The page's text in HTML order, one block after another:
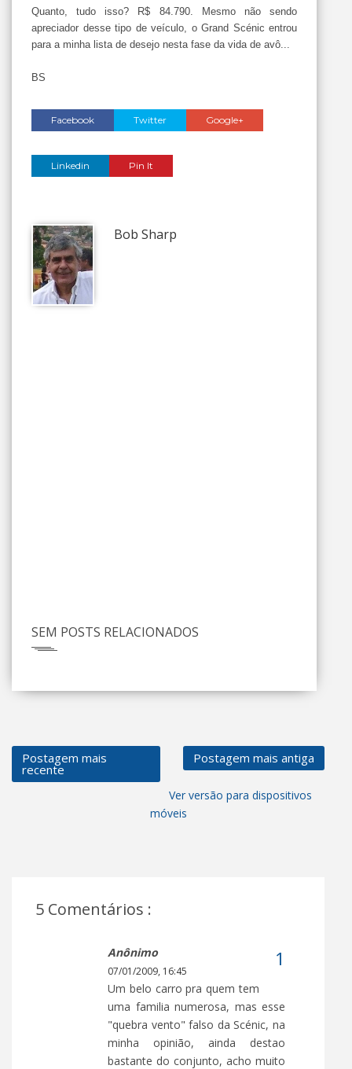
Quanto, tudo isso? R$ 84.790. Mesmo não sendo
apreciador desse tipo de veículo, o Grand Scénic entrou
para a minha lista de desejo nesta fase da vida de avô...
BS
Facebook Twitter Google+
Linkedin Pin It
Bob Sharp
SEM POSTS RELACIONADOS
Postagem mais
recente
Postagem mais antiga
Ver versão para dispositivos
móveis
5 Comentários :
Anônimo
07/01/2009, 16:45
Um belo carro pra quem tem
uma familia numerosa, mas esse
"quebra vento" falso da Scénic, na
minha opinião, ainda destao
bastante do conjunto, acho muito